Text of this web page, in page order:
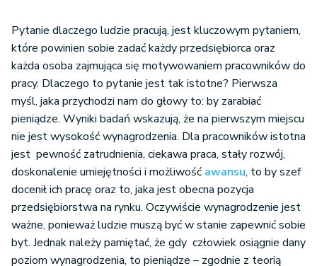
Pytanie dlaczego ludzie pracują, jest kluczowym pytaniem,
które powinien sobie zadać każdy przedsiębiorca oraz
każda osoba zajmująca się motywowaniem pracowników do
pracy. Dlaczego to pytanie jest tak istotne? Pierwsza
myśl, jaka przychodzi nam do głowy to: by zarabiać
pieniądze. Wyniki badań wskazują, że na pierwszym miejscu
nie jest wysokość wynagrodzenia. Dla pracowników istotna
jest pewność zatrudnienia, ciekawa praca, stały rozwój,
doskonalenie umiejętności i możliwość awansu, to by szef
docenił ich pracę oraz to, jaka jest obecna pozycja
przedsiębiorstwa na rynku. Oczywiście wynagrodzenie jest
ważne, ponieważ ludzie muszą być w stanie zapewnić sobie
byt. Jednak należy pamiętać, że gdy człowiek osiągnie dany
poziom wynagrodzenia, to pieniądze – zgodnie z teorią